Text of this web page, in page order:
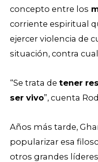
concepto entre los
corriente espiritual
ejercer violencia de
situación, contra
“Se trata de tener
ser vivo”, cuenta
Años más tarde,
popularizar esa
otros grandes